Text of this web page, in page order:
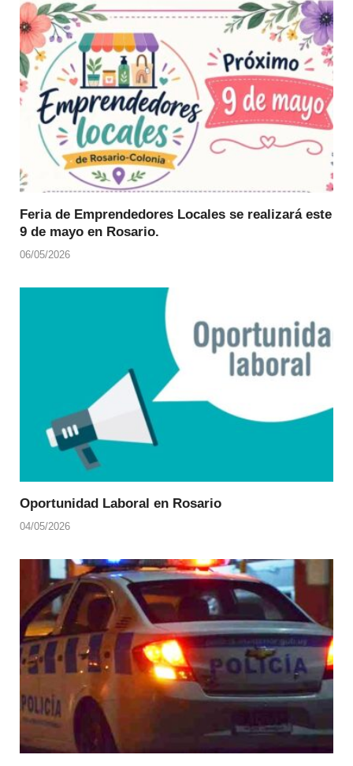
Feria de Emprendedores Locales se realizará este
9 de mayo en Rosario.
06/05/2026
Oportunidad Laboral en Rosario
04/05/2026